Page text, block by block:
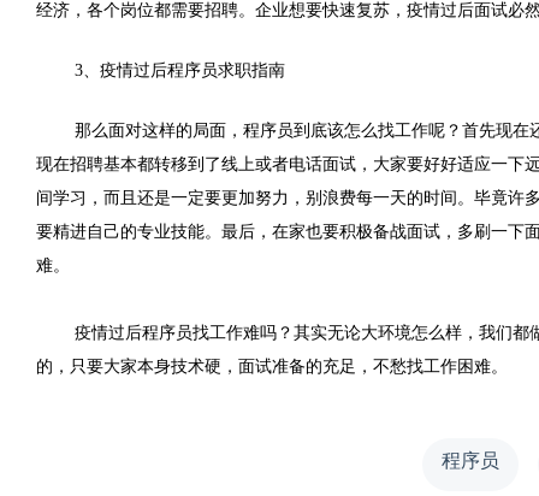
经济，各个岗位都需要招聘。企业想要快速复苏，疫情过后面试必
3、疫情过后程序员求职指南
那么面对这样的局面，程序员到底该怎么找工作呢？首先现
现在招聘基本都转移到了线上或者电话面试，大家要好好适应一
间学习，而且还是一定要更加努力，别浪费每一天的时间。毕竟
要精进自己的专业技能。最后，在家也要积极备战面试，多刷一
难。
疫情过后程序员找工作难吗？其实无论大环境怎么样，我们
的，只要大家本身技术硬，面试准备的充足，不愁找工作困难。
程序员